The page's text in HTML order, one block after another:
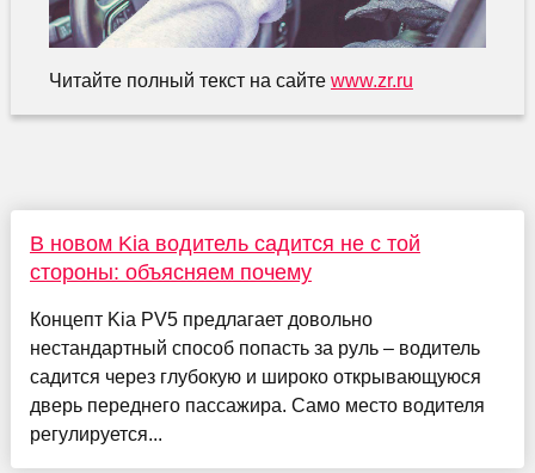
Читайте полный текст на сайте www.zr.ru
В новом Kia водитель садится не с той
стороны: объясняем почему
Концепт Kia PV5 предлагает довольно
нестандартный способ попасть за руль – водитель
садится через глубокую и широко открывающуюся
дверь переднего пассажира. Само место водителя
регулируется...